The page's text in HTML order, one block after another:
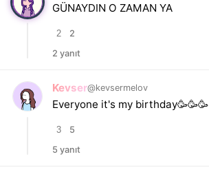
GÜNAYDIN O ZAMAN YA
2
2
2 yanıt
Kevser@kevsermelov
Everyone it's my birthday🥳🥳🥳
3
5
5 yanıt